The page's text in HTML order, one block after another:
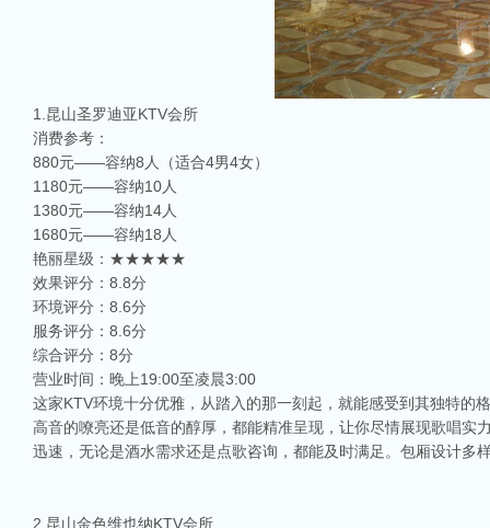
1.昆山圣罗迪亚KTV会所
消费参考：
880元——容纳8人（适合4男4女）
1180元——容纳10人
1380元——容纳14人
1680元——容纳18人
艳丽星级：★★★★★
效果评分：8.8分
环境评分：8.6分
服务评分：8.6分
综合评分：8分
营业时间：晚上19:00至凌晨3:00
这家KTV环境十分优雅，从踏入的那一刻起，就能感受到其独特的
高音的嘹亮还是低音的醇厚，都能精准呈现，让你尽情展现歌唱
迅速，无论是酒水需求还是点歌咨询，都能及时满足。包厢设计多
2.昆山金色维也纳KTV会所